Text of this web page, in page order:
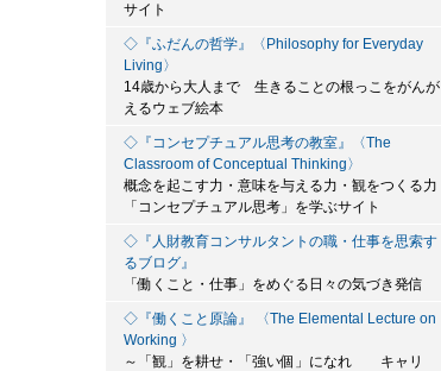
サイト
◇『ふだんの哲学』〈Philosophy for Everyday
Living〉
14歳から大人まで 生きることの根っこをがんが
えるウェブ絵本
◇『コンセプチュアル思考の教室』〈The
Classroom of Conceptual Thinking〉
概念を起こす力・意味を与える力・観をつくる力
「コンセプチュアル思考」を学ぶサイト
◇『人財教育コンサルタントの職・仕事を思索す
るブログ』
「働くこと・仕事」をめぐる日々の気づき発信
◇『働くこと原論』 〈The Elemental Lecture on
Working 〉
～「観」を耕せ・「強い個」になれ キャリ